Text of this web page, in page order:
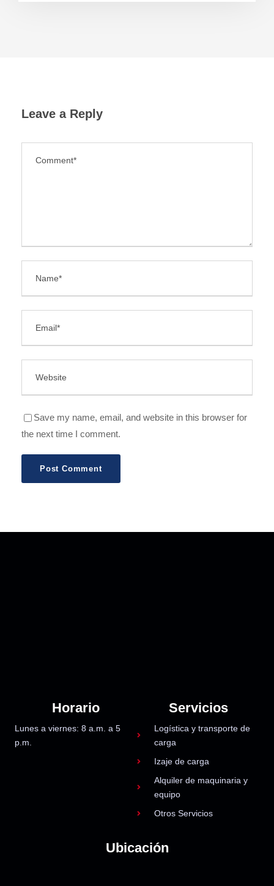
Leave a Reply
Save my name, email, and website in this browser for
the next time I comment.
Horario
Lunes a viernes: 8 a.m. a 5
p.m.
Servicios
Logística y transporte de
carga
Izaje de carga
Alquiler de maquinaria y
equipo
Otros Servicios
Ubicación